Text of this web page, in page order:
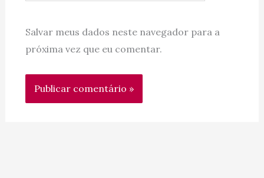
Salvar meus dados neste navegador para a
próxima vez que eu comentar.